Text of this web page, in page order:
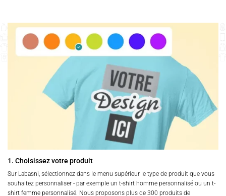
1. Choisissez votre produit
Sur Labasni, sélectionnez dans le menu supérieur le type de produit que vous
souhaitez personnaliser - par exemple un t-shirt homme personnalisé ou un t-
shirt femme personnalisé. Nous proposons plus de 300 produits de